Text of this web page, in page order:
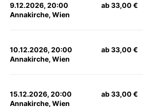
9.12.2026, 20:00
Annakirche, Wien
ab 33,00 €
10.12.2026, 20:00
Annakirche, Wien
ab 33,00 €
15.12.2026, 20:00
Annakirche, Wien
ab 33,00 €